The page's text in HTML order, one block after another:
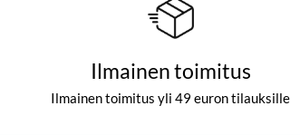
Ilmainen toimitus
Ilmainen toimitus yli 49 euron tilauksille